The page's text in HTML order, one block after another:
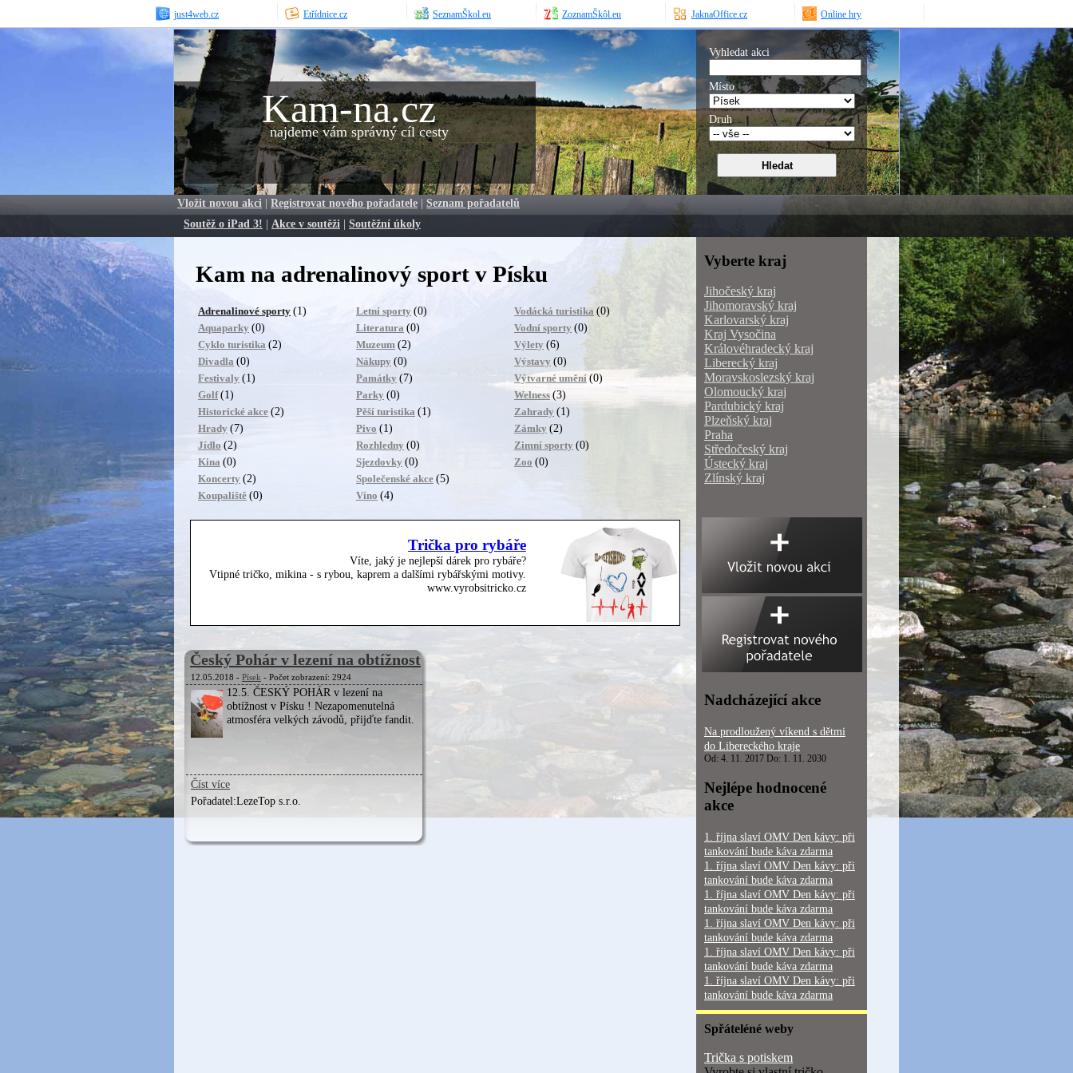
just4web.cz Etřídnice.cz SeznamŠkol.eu ZoznamŠkôl.eu JaknaOffice.cz Online hry
Kam-na.cz
najdeme vám správný cíl cesty
Vyhledat akci
Místo
Druh
Vložit novou akci | Registrovat nového pořadatele | Seznam pořadatelů
Soutěž o iPad 3! | Akce v soutěži | Soutěžní úkoly
Kam na adrenalinový sport v Písku
Adrenalinové sporty (1)
Aquaparky (0)
Cyklo turistika (2)
Divadla (0)
Festivaly (1)
Golf (1)
Historické akce (2)
Hrady (7)
Jídlo (2)
Kina (0)
Koncerty (2)
Koupaliště (0)
Letní sporty (0)
Literatura (0)
Muzeum (2)
Nákupy (0)
Památky (7)
Parky (0)
Pěší turistika (1)
Pivo (1)
Rozhledny (0)
Sjezdovky (0)
Společenské akce (5)
Víno (4)
Vodácká turistika (0)
Vodní sporty (0)
Výlety (6)
Výstavy (0)
Výtvarné umění (0)
Welness (3)
Zahrady (1)
Zámky (2)
Zimní sporty (0)
Zoo (0)
Trička pro rybáře
Víte, jaký je nejlepší dárek pro rybáře?
Vtipné tričko, mikina - s rybou, kaprem a dalšími rybářskými motivy.
www.vyrobsitricko.cz
Český Pohár v lezení na obtížnost
12.05.2018 - Písek - Počet zobrazení: 2924
12.5. ČESKÝ POHÁR v lezení na
obtížnost v Písku ! Nezapomenutelná
atmosféra velkých závodů, přijďte fandit.
Číst více
Pořadatel:LezeTop s.r.o.
Vyberte kraj
Jihočeský kraj
Jihomoravský kraj
Karlovarský kraj
Kraj Vysočina
Královéhradecký kraj
Liberecký kraj
Moravskoslezský kraj
Olomoucký kraj
Pardubický kraj
Plzeňský kraj
Praha
Středočeský kraj
Ústecký kraj
Zlínský kraj
Nadcházející akce
Na prodloužený víkend s dětmi
do Libereckého kraje
Od: 4. 11. 2017 Do: 1. 11. 2030
Nejlépe hodnocené
akce
1. října slaví OMV Den kávy: při
tankování bude káva zdarma
1. října slaví OMV Den kávy: při
tankování bude káva zdarma
1. října slaví OMV Den kávy: při
tankování bude káva zdarma
1. října slaví OMV Den kávy: při
tankování bude káva zdarma
1. října slaví OMV Den kávy: při
tankování bude káva zdarma
1. října slaví OMV Den kávy: při
tankování bude káva zdarma
Spřáteléné weby
Trička s potiskem